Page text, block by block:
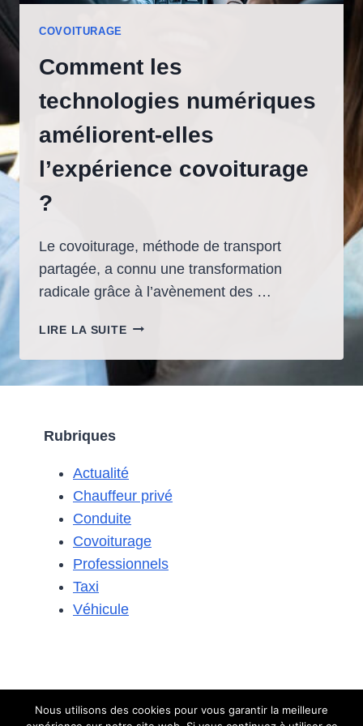
COVOITURAGE
Comment les
technologies numériques
améliorent-elles
l’expérience covoiturage
?
Le covoiturage, méthode de transport
partagée, a connu une transformation
radicale grâce à l’avènement des …
LIRE LA SUITECOMMENT
TECHNOLOGIES
NUMÉRIQUES
?
Rubriques
Actualité
Chauffeur privé
Conduite
Covoiturage
Professionnels
Taxi
Véhicule
Nous utilisons des cookies pour vous garantir la meilleure